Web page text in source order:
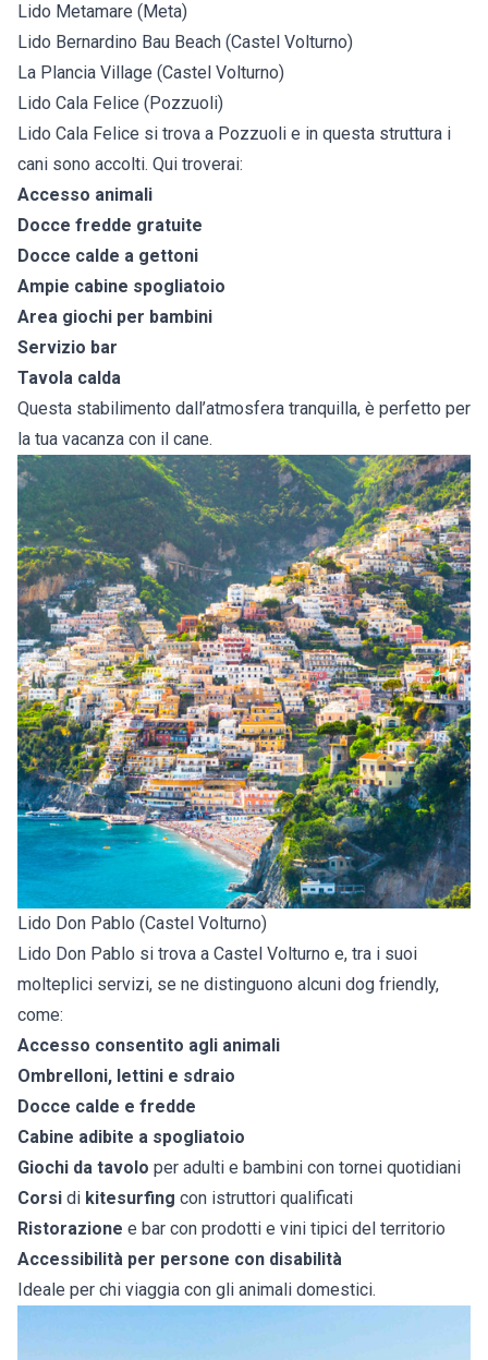
Lido Metamare (Meta)
Lido Bernardino Bau Beach (Castel Volturno)
La Plancia Village (Castel Volturno)
Lido Cala Felice (Pozzuoli)
Lido Cala Felice si trova a Pozzuoli e in questa struttura i
cani sono accolti. Qui troverai:
Accesso animali
Docce fredde gratuite
Docce calde a gettoni
Ampie cabine spogliatoio
Area giochi per bambini
Servizio bar
Tavola calda
Questa stabilimento dall’atmosfera tranquilla, è perfetto per
la tua vacanza con il cane.
Lido Don Pablo (Castel Volturno)
Lido Don Pablo si trova a Castel Volturno e, tra i suoi
molteplici servizi, se ne distinguono alcuni dog friendly,
come:
Accesso consentito agli animali
Ombrelloni, lettini e sdraio
Docce calde e fredde
Cabine adibite a spogliatoio
Giochi da tavolo per adulti e bambini con tornei quotidiani
Corsi di kitesurfing con istruttori qualificati
Ristorazione e bar con prodotti e vini tipici del territorio
Accessibilità per persone con disabilità
Ideale per chi viaggia con gli animali domestici.